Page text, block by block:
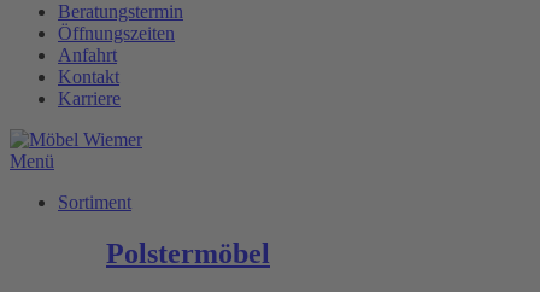
Beratungstermin
Öffnungszeiten
Anfahrt
Kontakt
Karriere
Menü
Sortiment
Polstermöbel